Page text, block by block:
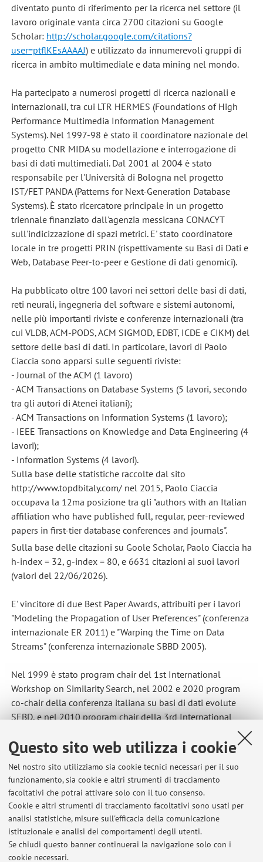
Questo sito web utilizza i cookie
Nel nostro sito utilizziamo sia cookie tecnici necessari per il suo
funzionamento, sia cookie e altri strumenti di tracciamento
facoltativi che potrai attivare solo con il tuo consenso.
Cookie e altri strumenti di tracciamento facoltativi sono usati per
analisi statistiche, misure sull'efficacia della comunicazione
istituzionale e analisi dei comportamenti degli utenti.
Se chiudi questo banner continuerai la navigazione solo con i
cookie necessari.
diventato punto di riferimento per la ricerca nel settore (il
lavoro originale vanta circa 2700 citazioni su Google
Scholar: http://scholar.google.com/citations?
user=ptflKEsAAAAJ) e utilizzato da innumerevoli gruppi di
ricerca in ambito multimediale e data mining nel mondo.
Ha partecipato a numerosi progetti di ricerca nazionali e
internazionali, tra cui LTR HERMES (Foundations of High
Performance Multimedia Information Management
Systems). Nel 1997-98 è stato il coordinatore nazionale del
progetto CNR MIDA su modellazione e interrogazione di
basi di dati multimediali. Dal 2001 al 2004 è stato
responsabile per l'Università di Bologna nel progetto
IST/FET PANDA (Patterns for Next-Generation Database
Systems). È stato ricercatore principale in un progetto
triennale finanziato dall'agenzia messicana CONACYT
sull'indicizzazione di spazi metrici. E' stato coordinatore
locale in tre progetti PRIN (rispettivamente su Basi di Dati e
Web, Database Peer-to-peer e Gestione di dati genomici).
Ha pubblicato oltre 100 lavori nei settori delle basi di dati,
reti neurali, ingegneria del software e sistemi autonomi,
nelle più importanti riviste e conferenze internazionali (tra
cui VLDB, ACM-PODS, ACM SIGMOD, EDBT, ICDE e CIKM) del
settore delle basi di dati. In particolare, lavori di Paolo
Ciaccia sono apparsi sulle seguenti riviste:
- Journal of the ACM (1 lavoro)
- ACM Transactions on Database Systems (5 lavori, secondo
tra gli autori di Atenei italiani);
- ACM Transactions on Information Systems (1 lavoro);
- IEEE Transactions on Knowledge and Data Engineering (4
lavori);
- Information Systems (4 lavori).
Sulla base delle statistiche raccolte dal sito
http://www.topdbitaly.com/ nel 2015, Paolo Ciaccia
occupava la 12ma posizione tra gli "authors with an Italian
affiliation who have published full, regular, peer-reviewed
papers in first-tier database conferences and journals".
Sulla base delle citazioni su Goole Scholar, Paolo Ciaccia ha
h-index = 32, g-index = 80, e 6631 citazioni ai suoi lavori
(valori del 22/06/2026).
E' vincitore di due Best Paper Awards, attribuiti per i lavori
"Modeling the Propagation of User Preferences" (conferenza
internazionale ER 2011) e "Warping the Time on Data
Streams" (conferenza internazionale SBBD 2005).
Nel 1999 è stato program chair del 1st International
Workshop on Similarity Search, nel 2002 e 2020 program
co-chair della conferenza italiana su basi di dati evolute
SEBD, e nel 2010 program chair della 3rd International
Conference on Similarity Search and Applications (SISAP).
Dal 1999 al 2003 è stato Associate Editor della rivista IEEE
Transactions on Knowledge and Data Engineering,
responsabile delle aree di strutture dati e algoritmi e di dati
spaziali e multimediali. Dal 2011 al 2017 è stato Associate
Editor della rivista ACM Transactions on Database Systems,
unanimemente ritenuta la più prestigiosa del settore.
Dal 2008 al 2012 è stato direttore del Centro di Calcolo
(CCIB) della Facoltà di Ingegneria di Bologna.